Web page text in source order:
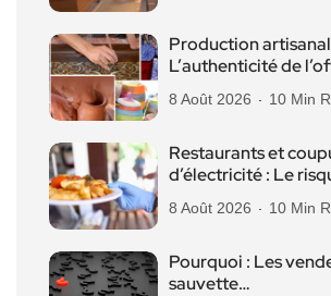
Production
L’authenticité de
8 Août 2026 10 Min
Restaurants et
d’électricité : Le
8 Août 2026 10 Min
Pourquoi : Les
sauvette…